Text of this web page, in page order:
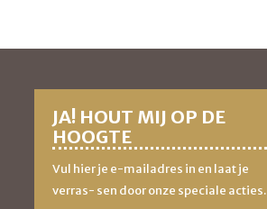
JA! HOUT MIJ OP DE
HOOGTE
Vul hier je e-mailadres in en laat je
verras- sen door onze speciale acties.